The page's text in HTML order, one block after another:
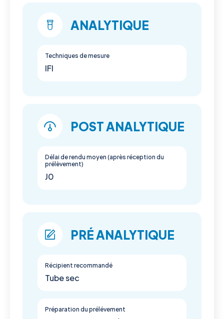
ANALYTIQUE
Techniques de mesure
IFI
POST ANALYTIQUE
Délai de rendu moyen (après réception du
prélèvement)
J0
PRÉ ANALYTIQUE
Récipient recommandé
Tube sec
Préparation du prélévement